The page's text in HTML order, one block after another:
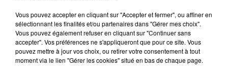
TITRES DIFFUSÉS
6h51
6h51 6h48
6h48
Vous pouvez accepter en cliquant sur "Accepter et fermer", ou affiner en
sélectionnant les finalités et/ou partenaires dans "Gérer mes choix".
Vous pouvez également refuser en cliquant sur "Continuer sans
accepter". Vos préférences ne s'appliqueront que pour ce site. Vous
pouvez mettre à jour vos choix, ou retirer votre consentement à tout
moment via le lien "Gérer les cookies" situé en bas de chaque page.